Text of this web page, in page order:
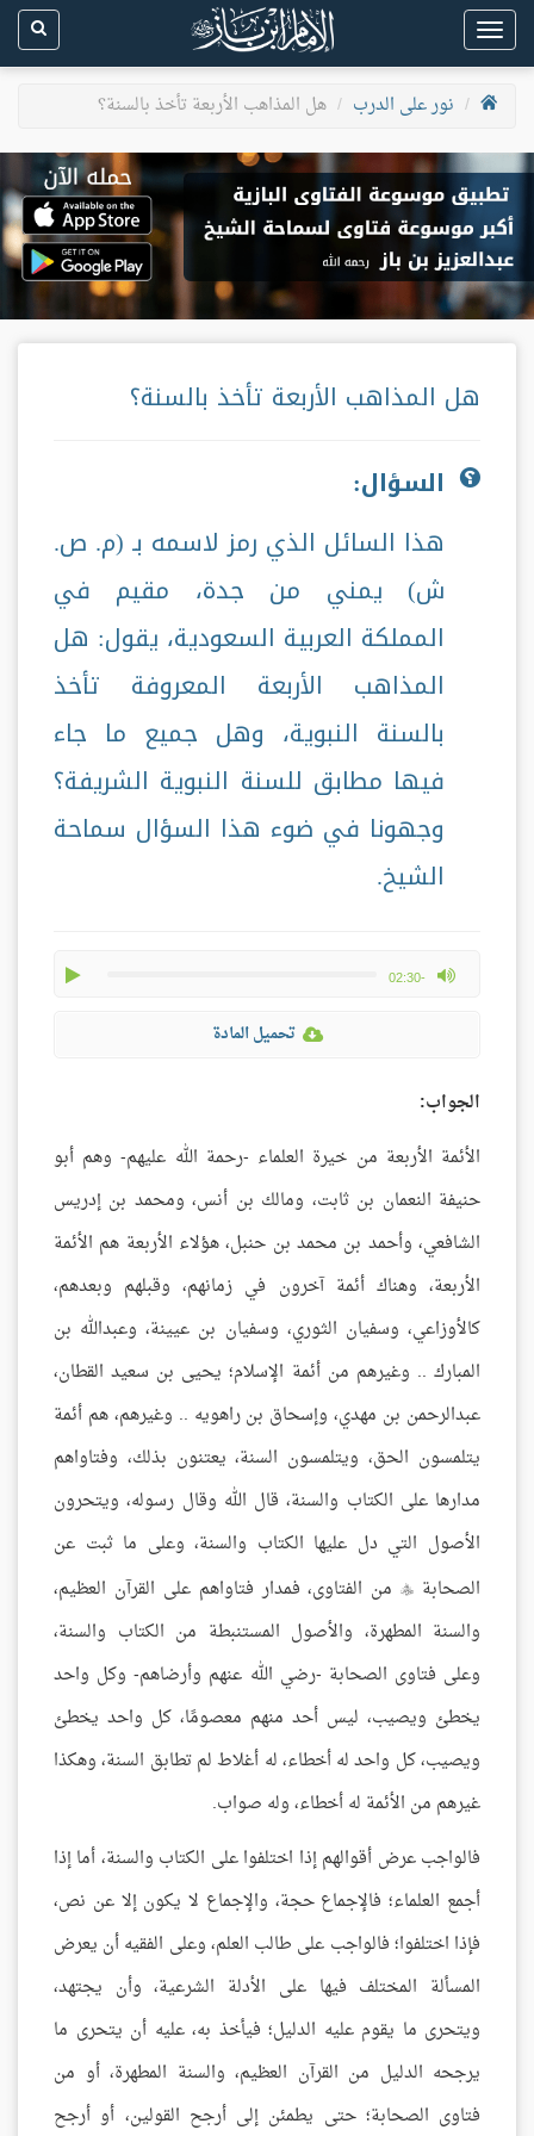
Toggle
navigation
نور على الدرب
هل المذاهب الأربعة تأخذ بالسنة؟
هل المذاهب الأربعة تأخذ بالسنة؟
السؤال:
هذا السائل الذي رمز لاسمه بـ (م. ص.
ش) يمني من جدة، مقيم في
المملكة العربية السعودية، يقول: هل
المذاهب الأربعة المعروفة تأخذ
بالسنة النبوية، وهل جميع ما جاء
فيها مطابق للسنة النبوية الشريفة؟
وجهونا في ضوء هذا السؤال سماحة
الشيخ.
-02:30
max volume
تحميل المادة
الجواب:
الأئمة الأربعة من خيرة العلماء -رحمة الله عليهم- وهم أبو
حنيفة النعمان بن ثابت، ومالك بن أنس، ومحمد بن إدريس
الشافعي، وأحمد بن محمد بن حنبل، هؤلاء الأربعة هم الأئمة
الأربعة، وهناك أئمة آخرون في زمانهم، وقبلهم وبعدهم،
كالأوزاعي، وسفيان الثوري، وسفيان بن عيينة، وعبدالله بن
المبارك .. وغيرهم من أئمة الإسلام؛ يحيى بن سعيد القطان،
عبدالرحمن بن مهدي، وإسحاق بن راهويه .. وغيرهم، هم أئمة
يتلمسون الحق، ويتلمسون السنة، يعتنون بذلك، وفتاواهم
مدارها على الكتاب والسنة، قال الله وقال رسوله، ويتحرون
الأصول التي دل عليها الكتاب والسنة، وعلى ما ثبت عن
الصحابة من الفتاوى، فمدار فتاواهم على القرآن العظيم،
والسنة المطهرة، والأصول المستنبطة من الكتاب والسنة،
وعلى فتاوى الصحابة -رضي الله عنهم وأرضاهم- وكل واحد
يخطئ ويصيب، ليس أحد منهم معصومًا، كل واحد يخطئ
ويصيب، كل واحد له أخطاء، له أغلاط لم تطابق السنة، وهكذا
غيرهم من الأئمة له أخطاء، وله صواب.
فالواجب عرض أقوالهم إذا اختلفوا على الكتاب والسنة، أما إذا
أجمع العلماء؛ فالإجماع حجة، والإجماع لا يكون إلا عن نص،
فإذا اختلفوا؛ فالواجب على طالب العلم، وعلى الفقيه أن يعرض
المسألة المختلف فيها على الأدلة الشرعية، وأن يجتهد،
ويتحرى ما يقوم عليه الدليل؛ فيأخذ به، عليه أن يتحرى ما
يرجحه الدليل من القرآن العظيم، والسنة المطهرة، أو من
فتاوى الصحابة؛ حتى يطمئن إلى أرجح القولين، أو أرجح